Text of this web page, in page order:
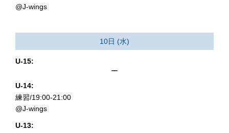
@J-wings
10日 (水)
U-15:
ー
U-14:
練習/19:00-21:00
@J-wings
U-13: